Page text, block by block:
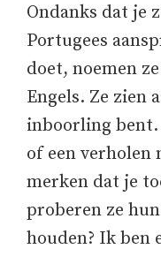
Ondanks dat je
Portugees
doet, noemen
Engels. Ze zien
inboorling
of een verholen
merken dat je
proberen ze
houden? Ik ben